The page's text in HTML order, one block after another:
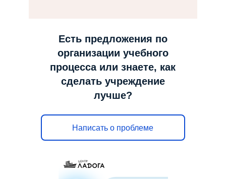
Есть предложения по
организации учебного
процесса или знаете, как
сделать учреждение
лучше?
Написать о проблеме